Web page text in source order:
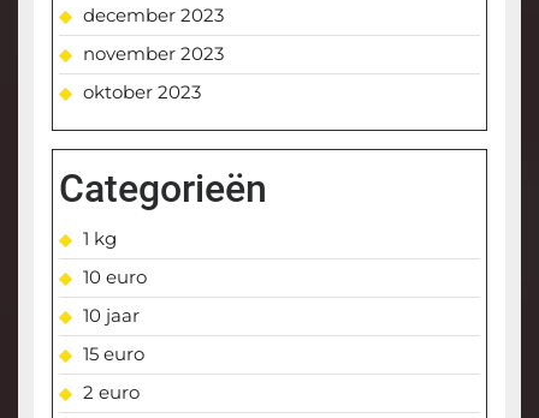
december 2023
november 2023
oktober 2023
Categorieën
1 kg
10 euro
10 jaar
15 euro
2 euro